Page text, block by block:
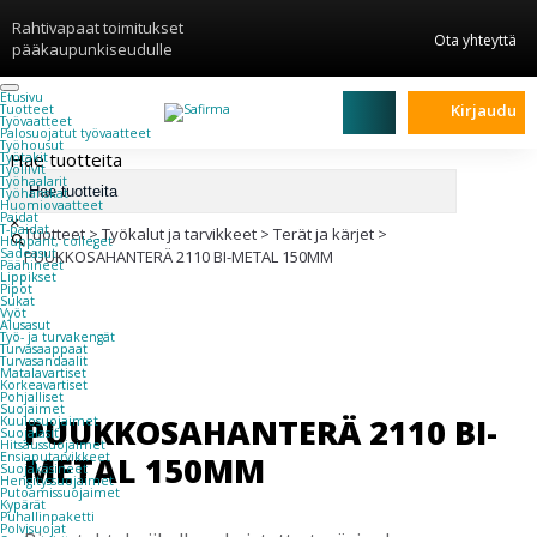
Rahtivapaat toimitukset
pääkaupunkiseudulle
Ota yhteyttä
Etusivu
Tuotteet
Työvaatteet
Palosuojatut työvaatteet
Työhousut
Työtakit
Työliivit
Työhaalarit
Työhanskat
Huomiovaatteet
Paidat
T-paidat
Hupparit, colleget
Sadeasut
Päähineet
Lippikset
Pipot
Sukat
Vyöt
Alusasut
Työ- ja turvakengät
Turvasaappaat
Turvasandaalit
Matalavartiset
Korkeavartiset
Pohjalliset
Suojaimet
Kuulosuojaimet
Suojalasit
Hitsaussuojaimet
Ensiaputarvikkeet
Suojakäsineet
Hengityssuojaimet
Putoamissuojaimet
Kypärät
Puhallinpaketti
Polvisuojat
Kirjaudu
Hae tuotteita
×
Tuotteet>Työkalut ja tarvikkeet > Terät ja kärjet >
PUUKKOSAHANTERÄ 2110 BI-METAL 150MM
PUUKKOSAHANTERÄ 2110 BI-
METAL 150MM